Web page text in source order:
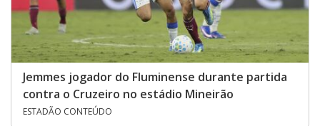
Jemmes jogador do Fluminense durante partida
contra o Cruzeiro no estádio Mineirão
ESTADÃO CONTEÚDO